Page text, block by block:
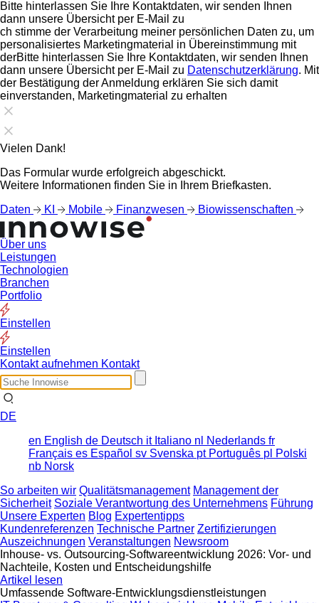
Bitte hinterlassen Sie Ihre Kontaktdaten, wir senden Ihnen
dann unsere Übersicht per E-Mail zu
ch stimme der Verarbeitung meiner persönlichen Daten zu, um
personalisiertes Marketingmaterial in Übereinstimmung mit
derBitte hinterlassen Sie Ihre Kontaktdaten, wir senden Ihnen
dann unsere Übersicht per E-Mail zu Datenschutzerklärung. Mit
der Bestätigung der Anmeldung erklären Sie sich damit
einverstanden, Marketingmaterial zu erhalten
Vielen Dank!
Das Formular wurde erfolgreich abgeschickt.
Weitere Informationen finden Sie in Ihrem Briefkasten.
Daten
KI Mobile Finanzwesen Biowissenschaften
Über uns
Leistungen
Technologien
Branchen
Portfolio
Einstellen
Einstellen
Kontakt aufnehmen Kontakt
DE
en English de Deutsch itItaliano nl Nederlands fr
Français es Español sv Svenska ptPortuguês pl Polski
nb Norsk
So arbeiten wir Qualitätsmanagement Management der
Sicherheit Soziale Verantwortung des Unternehmens Führung
Unsere Experten Blog Expertentipps
Kundenreferenzen Technische Partner Zertifizierungen
Auszeichnungen Veranstaltungen Newsroom
Inhouse- vs. Outsourcing-Softwareentwicklung 2026: Vor- und
Nachteile, Kosten und Entscheidungshilfe
Artikel lesen
Umfassende Software-Entwicklungsdienstleistungen